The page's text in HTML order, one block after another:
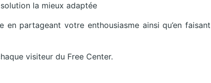
la mieux adaptée
partageant votre enthousiasme ainsi qu’en faisant
visiteur du Free Center.